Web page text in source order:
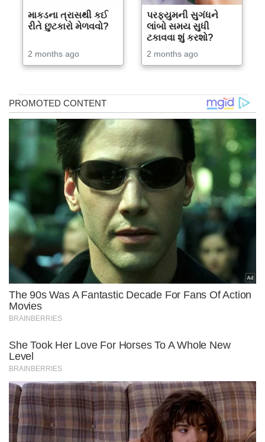
માકડના ત્રાસથી કઈ
રીતે છુટકારો મેળવવો?
2 months ago
પરફ્યુમની સુગંધને
લાંબો સમય સુધી
ટકાવવા શું કરશો?
2 months ago